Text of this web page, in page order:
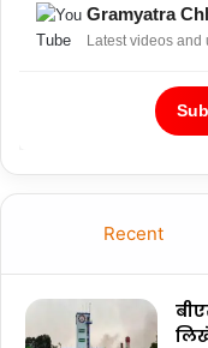
Gramyatra
Latest videos and
Recent